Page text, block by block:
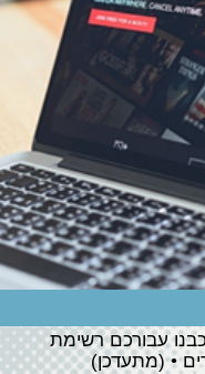
עבורכם רשימת
• (מתעדכן)